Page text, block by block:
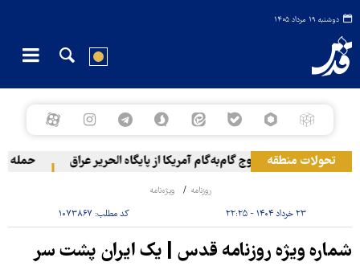
دوشنبه ۱۹ مرداد ۱۴۰۵
تحولات منطقهخروج گام‌به‌گام آمریکا از پایگاه الحریر عراق حمله یمن
روزنامه ویژه‌نامه
۲۳ خرداد ۱۴۰۴ - ۲۲:۲۵ کد مطلب: ۱۰۷۳۸۶۷
شماره ویژه روزنامه قدس | یک ایران پشت سر